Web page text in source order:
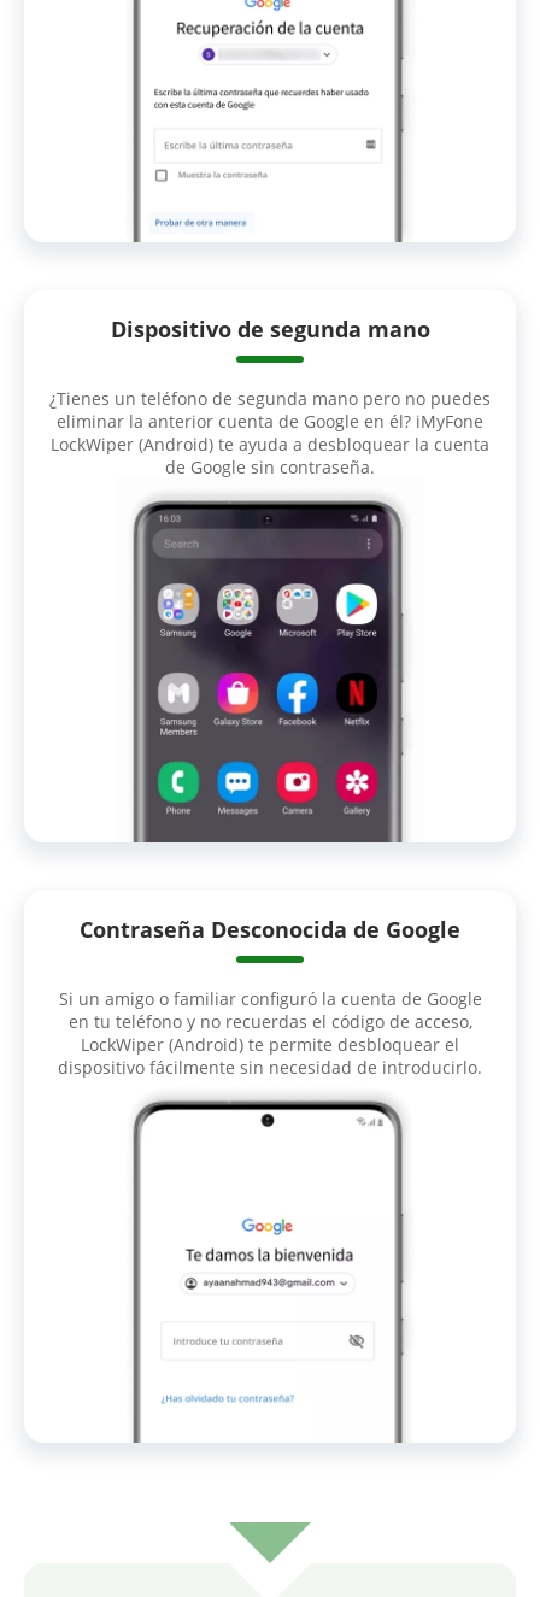
Dispositivo de segunda mano
¿Tienes un teléfono de segunda mano pero no puedes
eliminar la anterior cuenta de Google en él? iMyFone
LockWiper (Android) te ayuda a desbloquear la cuenta
de Google sin contraseña.
Contraseña Desconocida de Google
Si un amigo o familiar configuró la cuenta de Google
en tu teléfono y no recuerdas el código de acceso,
LockWiper (Android) te permite desbloquear el
dispositivo fácilmente sin necesidad de introducirlo.